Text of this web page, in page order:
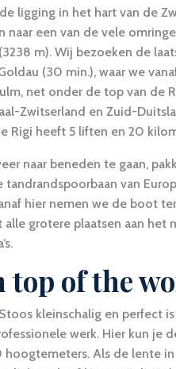
ligging in het hart van de
naar een van de vele
m). Wij bezoeken de
(30 min.), waar we
net onder de top van de
Zwitserland en Zuid-
Rigi heeft 5 liften en 20
naar beneden te gaan,
tandrandspoorbaan van
hier nemen we de boot
alle grotere plaatsen aan het
top of the
kleinschalig en perfect
werk. Hier kun je
Als de lente in